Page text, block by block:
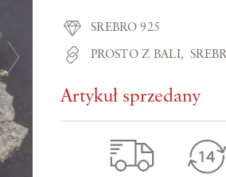
Z miłości do
Jak to się zaczęło?
Wyspa pełna inspiracji
SREBRO 925
PROSTO Z BALI
Artykuł sprzedany